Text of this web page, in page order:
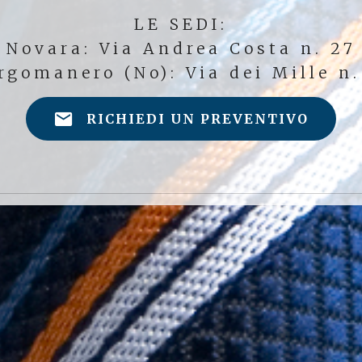
LE SEDI:
Novara: Via Andrea Costa n. 27
(No): Via dei Mille n.
RICHIEDI UN PREVENTIVO